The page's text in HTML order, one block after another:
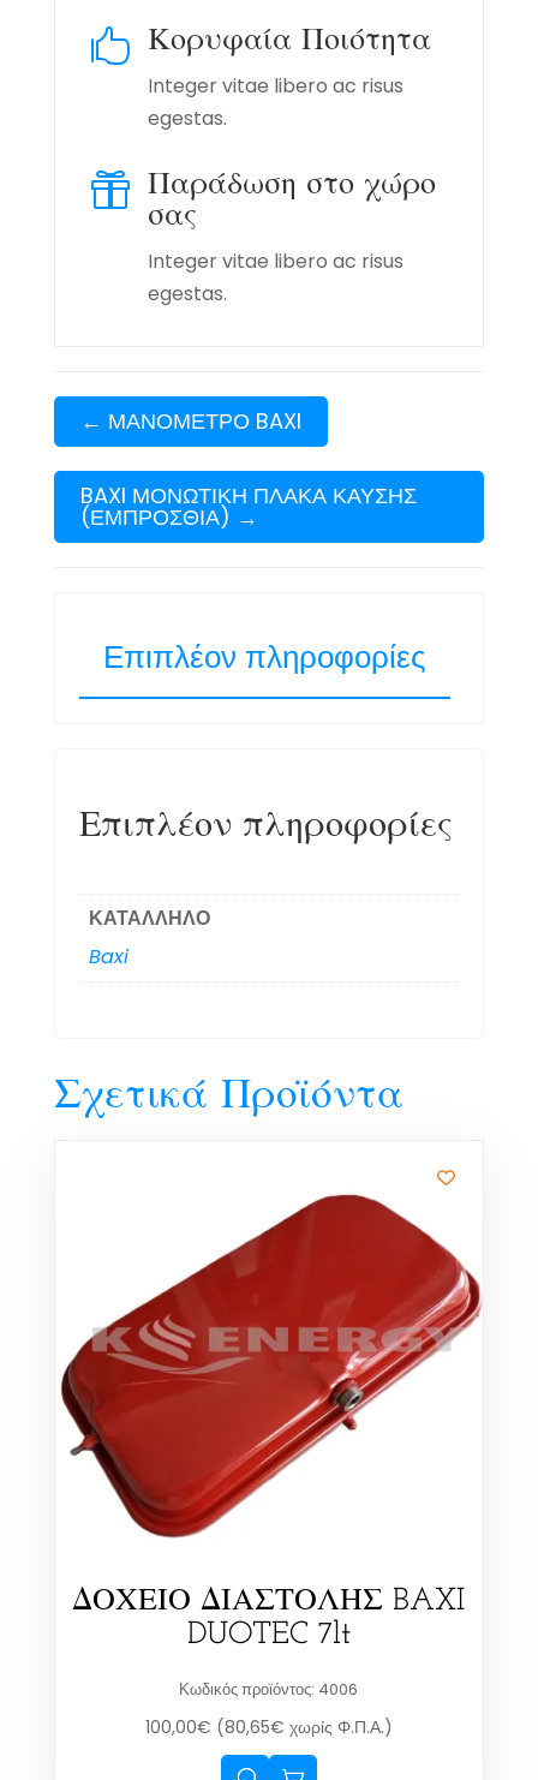
 Κορυφαία Ποιότητα
Integer vitae libero ac risus
egestas.
 Παράδωση στο χώρο
σας
Integer vitae libero ac risus
egestas.
← ΜΑΝΟΜΕΤΡΟ BAXI
BAXI ΜΟΝΩΤΙΚΗ ΠΛΑΚΑ ΚΑΥΣΗΣ
(ΕΜΠΡΟΣΘΙΑ) →
Επιπλέον πληροφορίες
Επιπλέον πληροφορίες
ΚΑΤΑΛΛΗΛΟ
Baxi
Σχετικά Προϊόντα
ΔΟΧΕΙΟ ΔΙΑΣΤΟΛΗΣ BAXI
DUOTEC 7lt
Κωδικός προϊόντος: 4006
100,00€ (80,65€ χωρίς Φ.Π.Α.)